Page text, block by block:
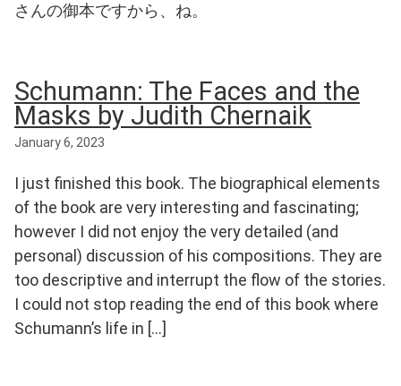
さんの御本ですから、ね。
Schumann: The Faces and the
Masks by Judith Chernaik
January 6, 2023
I just finished this book. The biographical elements
of the book are very interesting and fascinating;
however I did not enjoy the very detailed (and
personal) discussion of his compositions. They are
too descriptive and interrupt the flow of the stories.
I could not stop reading the end of this book where
Schumann’s life in […]